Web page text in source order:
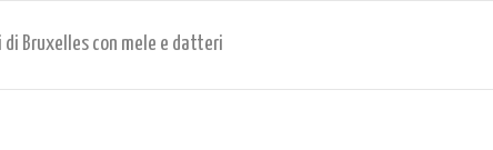
di Bruxelles con mele e datteri